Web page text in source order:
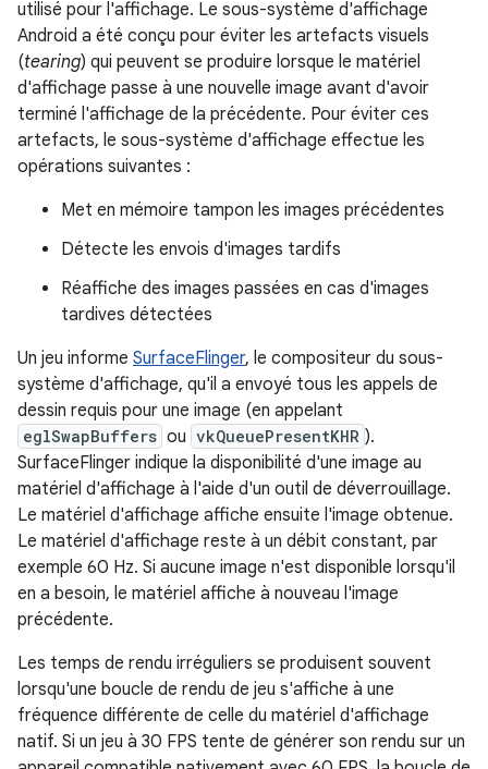
utilisé pour l'affichage. Le sous-système d'affichage
Android a été conçu pour éviter les artefacts visuels
(tearing) qui peuvent se produire lorsque le matériel
d'affichage passe à une nouvelle image avant d'avoir
terminé l'affichage de la précédente. Pour éviter ces
artefacts, le sous-système d'affichage effectue les
opérations suivantes :
Met en mémoire tampon les images précédentes
Détecte les envois d'images tardifs
Réaffiche des images passées en cas d'images
tardives détectées
Un jeu informe SurfaceFlinger, le compositeur du sous-
système d'affichage, qu'il a envoyé tous les appels de
dessin requis pour une image (en appelant
eglSwapBuffers ou vkQueuePresentKHR ).
SurfaceFlinger indique la disponibilité d'une image au
matériel d'affichage à l'aide d'un outil de déverrouillage.
Le matériel d'affichage affiche ensuite l'image obtenue.
Le matériel d'affichage reste à un débit constant, par
exemple 60 Hz. Si aucune image n'est disponible lorsqu'il
en a besoin, le matériel affiche à nouveau l'image
précédente.
Les temps de rendu irréguliers se produisent souvent
lorsqu'une boucle de rendu de jeu s'affiche à une
fréquence différente de celle du matériel d'affichage
natif. Si un jeu à 30 FPS tente de générer son rendu sur un